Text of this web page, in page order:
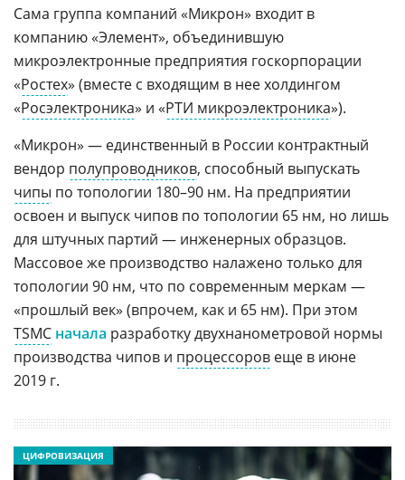
Сама группа компаний «Микрон» входит в
компанию «Элемент», объединившую
микроэлектронные предприятия госкорпорации
«Ростех» (вместе с входящим в нее холдингом
«Росэлектроника» и «РТИ микроэлектроника»).
«Микрон» — единственный в России контрактный
вендор полупроводников, способный выпускать
чипы по топологии 180–90 нм. На предприятии
освоен и выпуск чипов по топологии 65 нм, но лишь
для штучных партий — инженерных образцов.
Массовое же производство налажено только для
топологии 90 нм, что по современным меркам —
«прошлый век» (впрочем, как и 65 нм). При этом
TSMC начала разработку двухнанометровой нормы
производства чипов и процессоров еще в июне
2019 г.
ЦИФРОВИЗАЦИЯ